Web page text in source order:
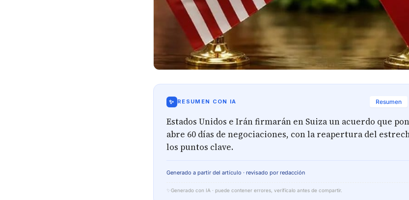
✨ RESUMEN CON IA Resumen
Estados Unidos e Irán firmarán en Suiza un acuerdo que
abre 60 días de negociaciones, con la reapertura del
los puntos clave.
Generado a partir del artículo · revisado por redacción
✨ Generado con IA · puede contener errores, verifícalo antes de compartir.